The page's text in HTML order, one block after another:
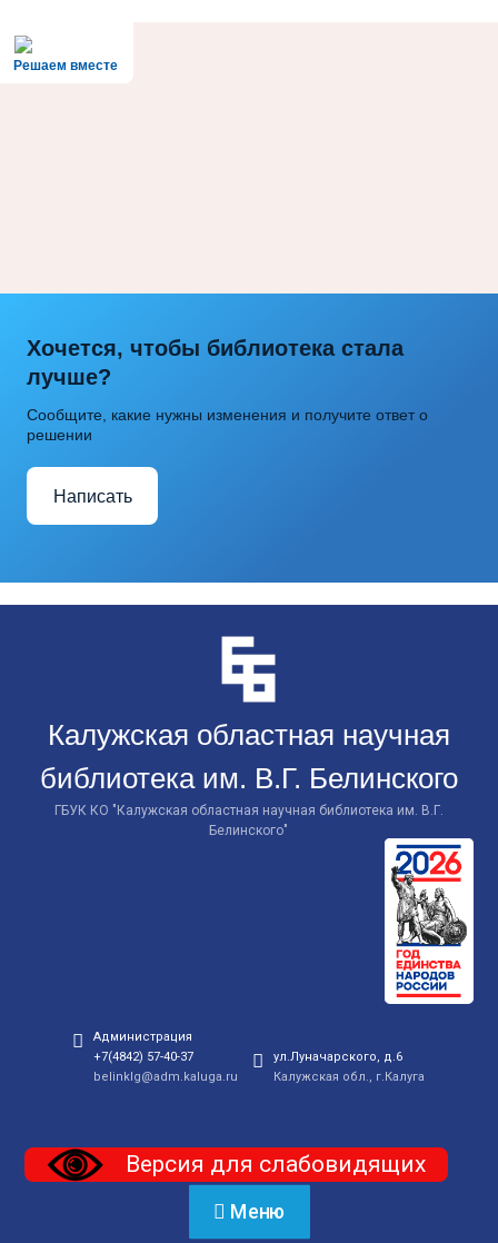
Решаем вместе
Хочется, чтобы библиотека стала
лучше?
Сообщите, какие нужны изменения и получите ответ о
решении
Написать
Калужская областная научная
библиотека им. В.Г. Белинского
ГБУК КО "Калужская областная научная библиотека им. В.Г.
Белинского"
Администрация
+7(4842) 57-40-37
belinklg@adm.kaluga.ru
ул.Луначарского, д.6
Калужская обл., г.Калуга
Версия для слабовидящих
Меню